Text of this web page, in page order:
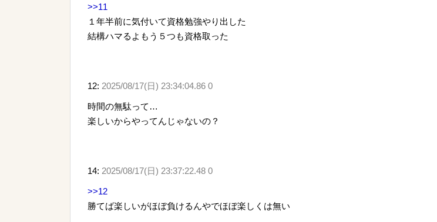
>>11
１年半前に気付いて資格勉強やり出した
結構ハマるよもう５つも資格取った
12: 2025/08/17(日) 23:34:04.86 0
時間の無駄って…
楽しいからやってんじゃないの？
14: 2025/08/17(日) 23:37:22.48 0
>>12
勝てば楽しいがほぼ負けるんやでほぼ楽しくは無い